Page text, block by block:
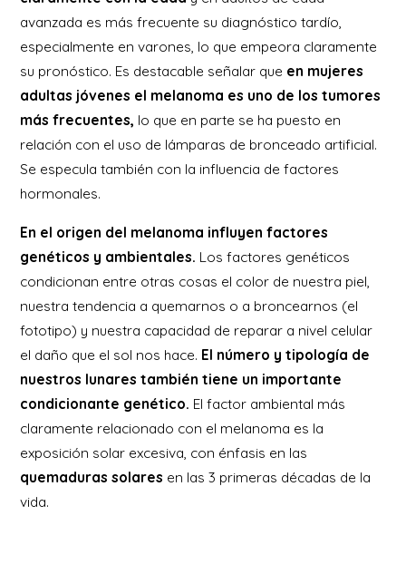
avanzada es más frecuente su diagnóstico tardío,
especialmente en varones, lo que empeora claramente
su pronóstico. Es destacable señalar que en mujeres
adultas jóvenes el melanoma es uno de los tumores
más frecuentes, lo que en parte se ha puesto en
relación con el uso de lámparas de bronceado artificial.
Se especula también con la influencia de factores
hormonales.
En el origen del melanoma influyen factores
genéticos y ambientales. Los factores genéticos
condicionan entre otras cosas el color de nuestra piel,
nuestra tendencia a quemarnos o a broncearnos (el
fototipo) y nuestra capacidad de reparar a nivel celular
el daño que el sol nos hace. El número y tipología de
nuestros lunares también tiene un importante
condicionante genético. El factor ambiental más
claramente relacionado con el melanoma es la
exposición solar excesiva, con énfasis en las
quemaduras solares en las 3 primeras décadas de la
vida.